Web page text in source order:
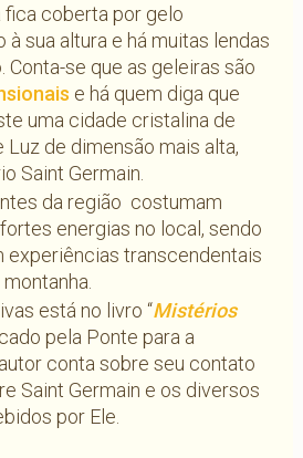
fica coberta por gelo
sua altura e há muitas lendas
Conta-se que as geleiras são
e há quem diga que
uma cidade cristalina de
Luz de dimensão mais alta,
Saint Germain.
da região costumam
energias no local, sendo
experiências transcendentais
está no livro “Mistérios
pela Ponte para a
conta sobre seu contato
Saint Germain e os diversos
por Ele.